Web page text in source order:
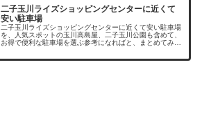
二子玉川ライズショッピングセンターに近くて
安い駐車場
二子玉川ライズショッピングセンターに近くて安い駐車場
を、人気スポットの玉川高島屋、二子玉川公園も含めて、
お得で便利な駐車場を選ぶ参考になればと、まとめてみま
は駐車料金も割り増しとなっていた...